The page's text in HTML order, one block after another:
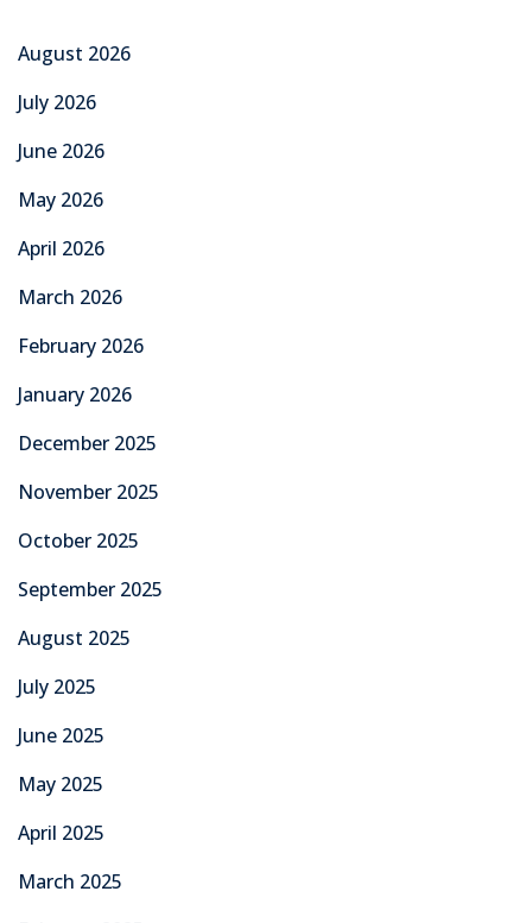
August 2026
July 2026
June 2026
May 2026
April 2026
March 2026
February 2026
January 2026
December 2025
November 2025
October 2025
September 2025
August 2025
July 2025
June 2025
May 2025
April 2025
March 2025